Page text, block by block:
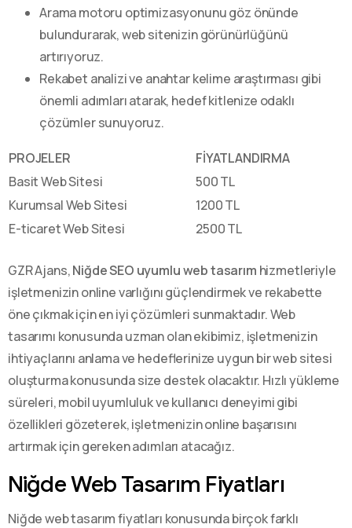
Arama motoru optimizasyonunu göz önünde
bulundurarak, web sitenizin görünürlüğünü
artırıyoruz.
Rekabet analizi ve anahtar kelime araştırması gibi
önemli adımları atarak, hedef kitlenize odaklı
çözümler sunuyoruz.
PROJELER
FİYATLANDIRMA
Basit Web Sitesi
500 TL
Kurumsal Web Sitesi
1200 TL
E-ticaret Web Sitesi
2500 TL
GZR Ajans,Niğde SEO uyumlu web tasarım hizmetleriyle
işletmenizin online varlığını güçlendirmek ve rekabette
öne çıkmak için en iyi çözümleri sunmaktadır. Web
tasarımı konusunda uzman olan ekibimiz, işletmenizin
ihtiyaçlarını anlama ve hedeflerinize uygun bir web sitesi
oluşturma konusunda size destek olacaktır. Hızlı yükleme
süreleri, mobil uyumluluk ve kullanıcı deneyimi gibi
özellikleri gözeterek, işletmenizin online başarısını
artırmak için gereken adımları atacağız.
Niğde Web Tasarım Fiyatları
Niğde web tasarım fiyatları konusunda birçok farklı